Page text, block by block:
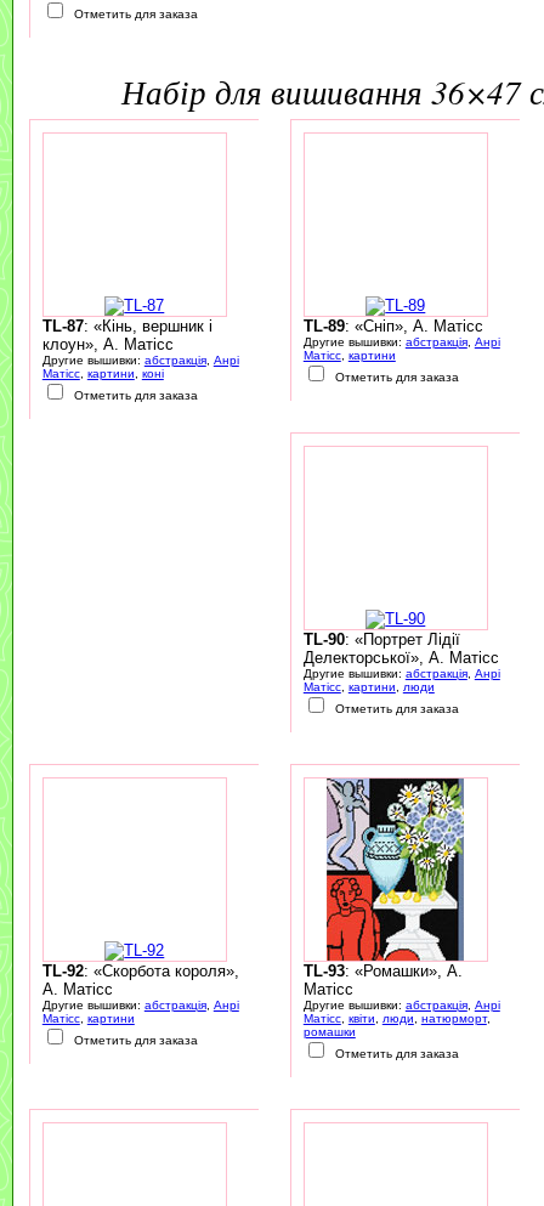
Отметить для заказа
набір для вишивання
TL-87: «Кінь, вершник і
клоун», А. Матісс
Другие вышивки: абстракція, Анрі
Матісс, картини
коні
Отметить для заказа
TL-89: «Сніп», А. Матісс
Другие вышивки: абстракція, Анрі
Матісс, картини
Отметить для заказа
TL-90: «Портрет Лідії
Делекторської», А. Матісс
Другие вышивки: абстракція, Анрі
Матісс, картини
люди
Отметить для заказа
TL-92: «Скорбота короля»,
А. Матісс
Другие вышивки: абстракція, Анрі
Матісс, картини
Отметить для заказа
TL-93: «Ромашки», А.
Матісс
Другие вышивки: абстракція, Анрі
Матісс, квіти люди натюрморт,
ромашки
Отметить для заказа